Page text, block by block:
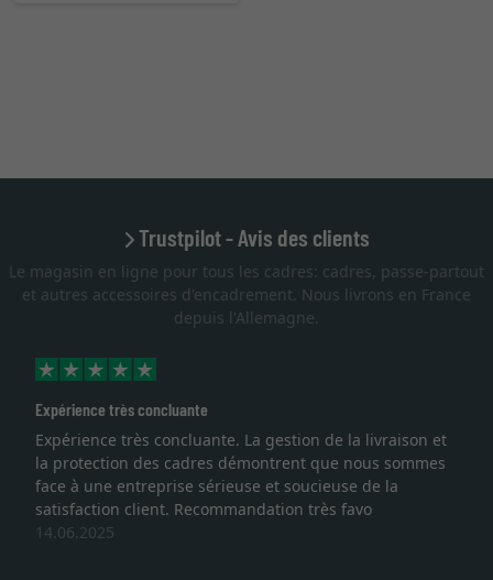
Trustpilot - Avis des clients
Le magasin en ligne pour tous les cadres: cadres, passe-partout
et autres accessoires d'encadrement. Nous livrons en France
depuis l'Allemagne.
Expérience très concluante
Expérience très concluante. La gestion de la livraison et
la protection des cadres démontrent que nous sommes
face à une entreprise sérieuse et soucieuse de la
satisfaction client. Recommandation très favo
14.06.2025